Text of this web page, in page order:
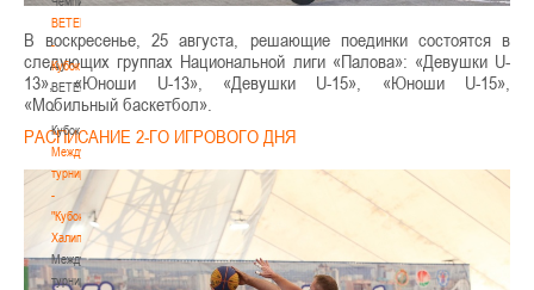
BETERA
-
Кубок
BETERA
-
Кубок
Международный
турнир
-
"Кубок
Халипского"
Международный
турнир
В воскресенье, 25 августа, решающие поединки состоятся в
следующих группах Национальной лиги «Палова»: «Девушки U-
13», «Юноши U-13», «Девушки U-15», «Юноши U-15»,
«Мобильный баскетбол».
РАСПИСАНИЕ 2-ГО ИГРОВОГО ДНЯ